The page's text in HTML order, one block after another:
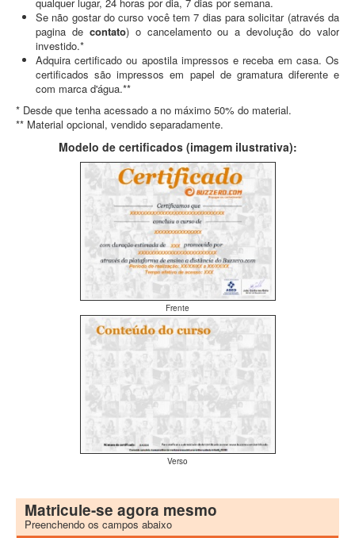
qualquer lugar, 24 horas por dia, 7 dias por semana.
Se não gostar do curso você tem 7 dias para solicitar (através da
pagina de contato) o cancelamento ou a devolução do valor
investido.*
Adquira certificado ou apostila impressos e receba em casa. Os
certificados são impressos em papel de gramatura diferente e
com marca d'água.**
* Desde que tenha acessado a no máximo 50% do material.
** Material opcional, vendido separadamente.
Modelo de certificados (imagem ilustrativa):
Frente
Verso
Matricule-se agora mesmo
Preenchendo os campos abaixo